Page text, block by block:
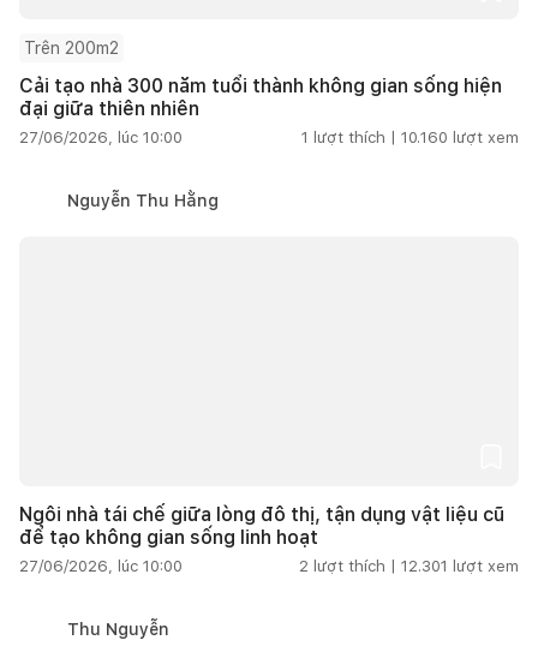
Trên 200m2
Cải tạo nhà 300 năm tuổi thành không gian sống hiện
đại giữa thiên nhiên
27/06/2026, lúc 10:00 1 lượt thích | 10.160 lượt xem
Nguyễn Thu Hằng
Ngôi nhà tái chế giữa lòng đô thị, tận dụng vật liệu cũ
để tạo không gian sống linh hoạt
27/06/2026, lúc 10:00 2 lượt thích | 12.301 lượt xem
Thu Nguyễn